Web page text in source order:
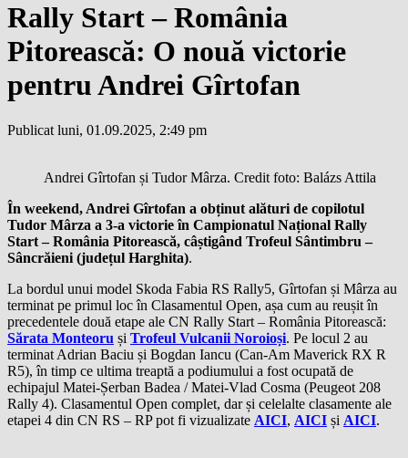
Rally Start – România
Pitorească: O nouă victorie
pentru Andrei Gîrtofan
Publicat luni, 01.09.2025, 2:49 pm
Andrei Gîrtofan și Tudor Mârza. Credit foto: Balázs Attila
În weekend, Andrei Gîrtofan a obținut alături de copilotul
Tudor Mârza a 3-a victorie în Campionatul Național Rally
Start – România Pitorească, câștigând Trofeul Sântimbru –
Sâncrăieni (județul Harghita).
La bordul unui model Skoda Fabia RS Rally5, Gîrtofan și Mârza au
terminat pe primul loc în Clasamentul Open, așa cum au reușit în
precedentele două etape ale CN Rally Start – România Pitorească:
Sărata Monteoru și Trofeul Vulcanii Noroioși. Pe locul 2 au
terminat Adrian Baciu și Bogdan Iancu (Can-Am Maverick RX R
R5), în timp ce ultima treaptă a podiumului a fost ocupată de
echipajul Matei-Șerban Badea / Matei-Vlad Cosma (Peugeot 208
Rally 4). Clasamentul Open complet, dar și celelalte clasamente ale
etapei 4 din CN RS – RP pot fi vizualizate AICI, AICI și AICI.